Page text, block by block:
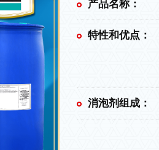
产品名称：
特性和优点：
消泡剂组成：